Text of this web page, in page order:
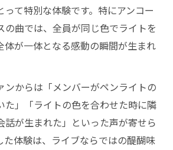
って特別な体験です。特にアンコー
の曲では、全員が同じ色でライトを
体が一体となる感動の瞬間が生まれ
ンからは「メンバーがペンライトの
た」「ライトの色を合わせた時に隣
話が生まれた」といった声が寄せら
た体験は、ライブならではの醍醐味